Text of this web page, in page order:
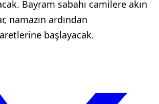
Bayram sabahı camilere akın
namazın ardından
başlayacak.